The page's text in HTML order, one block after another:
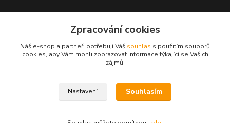
+420 222722421
info@rb-nakuplevne.cz
Zpracování cookies
Náš e-shop a partneři potřebují Váš souhlas s použitím souborů
cookies, aby Vám mohli zobrazovat informace týkající se Vašich
zájmů.
Nastavení Souhlasím